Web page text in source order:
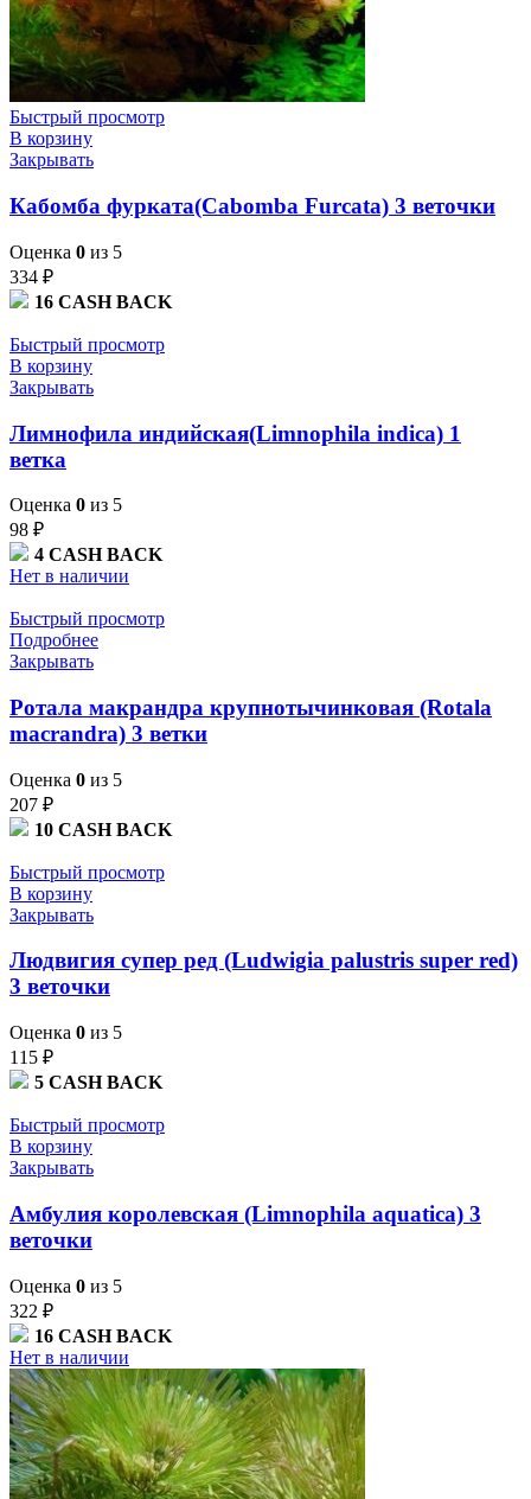
Быстрый просмотр
В корзину
Закрывать
Кабомба фурката(Cabomba Furcata) 3 веточки
Оценка 0 из 5
334 ₽
16 CASH BACK
Быстрый просмотр
В корзину
Закрывать
Лимнофила индийская(Limnophila indica) 1
ветка
Оценка 0 из 5
98 ₽
4 CASH BACK
Нет в наличии
Быстрый просмотр
Подробнее
Закрывать
Ротала макрандра крупнотычинковая (Rotala
macrandra) 3 ветки
Оценка 0 из 5
207 ₽
10 CASH BACK
Быстрый просмотр
В корзину
Закрывать
Людвигия супер ред (Ludwigia palustris super red)
3 веточки
Оценка 0 из 5
115 ₽
5 CASH BACK
Быстрый просмотр
В корзину
Закрывать
Амбулия королевская (Limnophila aquatica) 3
веточки
Оценка 0 из 5
322 ₽
16 CASH BACK
Нет в наличии